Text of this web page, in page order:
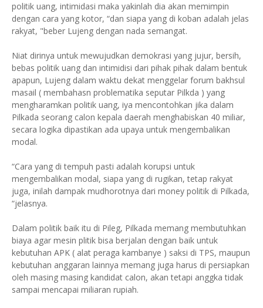
politik uang, intimidasi maka yakinlah dia akan memimpin
dengan cara yang kotor, “dan siapa yang di koban adalah jelas
rakyat, "beber Lujeng dengan nada semangat.
Niat dirinya untuk mewujudkan demokrasi yang jujur, bersih,
bebas politik uang dan intimidisi dari pihak pihak dalam bentuk
apapun, Lujeng dalam waktu dekat menggelar forum bakhsul
masail ( membahasn problematika seputar Pilkda ) yang
mengharamkan politik uang, iya mencontohkan jika dalam
Pilkada seorang calon kepala daerah menghabiskan 40 miliar,
secara logika dipastikan ada upaya untuk mengembalikan
modal.
“Cara yang di tempuh pasti adalah korupsi untuk
mengembalikan modal, siapa yang di rugikan, tetap rakyat
juga, inilah dampak mudhorotnya dari money politik di Pilkada,
“jelasnya.
Dalam politik baik itu di Pileg, Pilkada memang membutuhkan
biaya agar mesin plitik bisa berjalan dengan baik untuk
kebutuhan APK ( alat peraga kambanye ) saksi di TPS, maupun
kebutuhan anggaran lainnya memang juga harus di persiapkan
oleh masing masing kandidat calon, akan tetapi anggka tidak
sampai mencapai miliaran rupiah.